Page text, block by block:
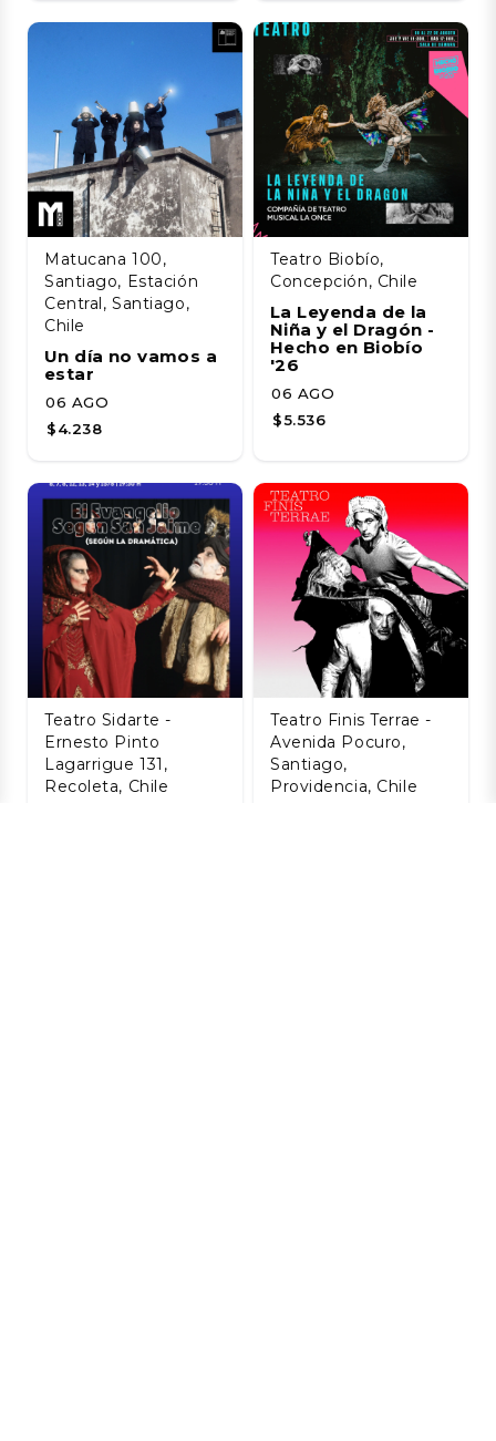
Matucana 100,
Santiago, Estación
Central, Santiago,
Chile
Un día no vamos a
estar
06 AGO
$4.238
Teatro Biobío,
Concepción, Chile
La Leyenda de la
Niña y el Dragón -
Hecho en Biobío
'26
06 AGO
$5.536
Teatro Sidarte -
Ernesto Pinto
Lagarrigue 131,
Recoleta, Chile
Teatro Finis Terrae -
Avenida Pocuro,
Santiago,
Providencia, Chile